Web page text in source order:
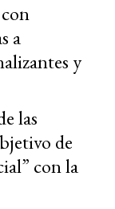
a
y
las
de
con la